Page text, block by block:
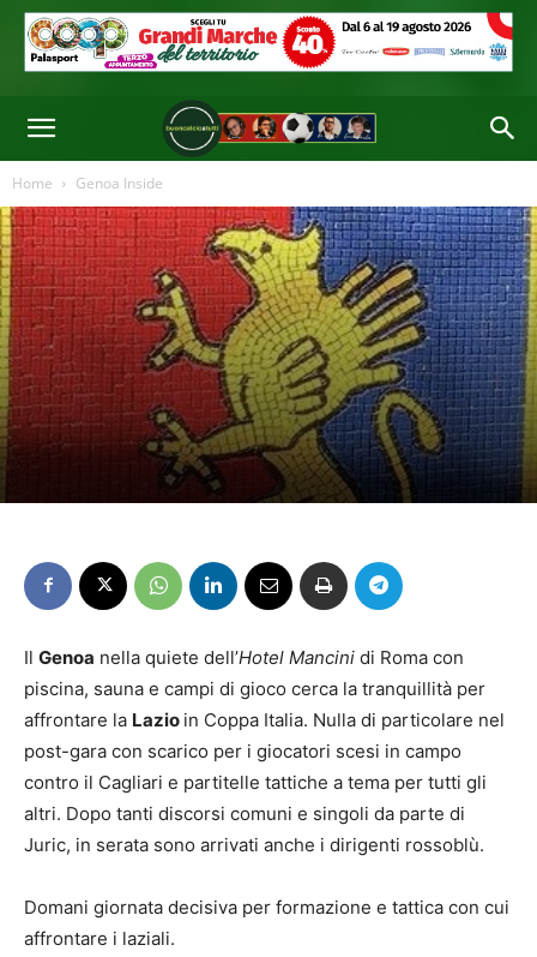
Home Genoa Inside
Il Genoa nella quiete dell’Hotel Mancini di Roma con
piscina, sauna e campi di gioco cerca la tranquillità per
affrontare la Lazio in Coppa Italia. Nulla di particolare nel
post-gara con scarico per i giocatori scesi in campo
contro il Cagliari e partitelle tattiche a tema per tutti gli
altri. Dopo tanti discorsi comuni e singoli da parte di
Juric, in serata sono arrivati anche i dirigenti rossoblù.
Domani giornata decisiva per formazione e tattica con cui
affrontare i laziali.